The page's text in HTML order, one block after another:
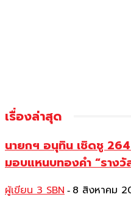
เรื่องล่าสุด
นายกฯ อนุทิน เชิดชู
มอบแหนบทองคำ “รางวั
ผู้เขียน 3 SBN - 8 สิงหาคม